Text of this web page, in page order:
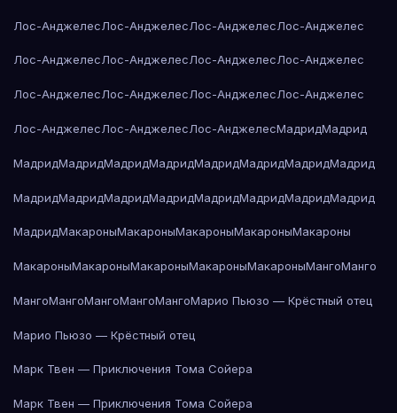
Лос-АнджелесЛос-АнджелесЛос-АнджелесЛос-Анджелес
Лос-АнджелесЛос-АнджелесЛос-АнджелесЛос-Анджелес
Лос-АнджелесЛос-АнджелесЛос-АнджелесЛос-Анджелес
Лос-АнджелесЛос-АнджелесЛос-АнджелесМадридМадрид
МадридМадридМадридМадридМадридМадридМадридМадрид
МадридМадридМадридМадридМадридМадридМадридМадрид
МадридМакароныМакароныМакароныМакароныМакароны
МакароныМакароныМакароныМакароныМакароныМангоМанго
МангоМангоМангоМангоМангоМарио Пьюзо — Крёстный отец
Марио Пьюзо — Крёстный отец
Марк Твен — Приключения Тома Сойера
Марк Твен — Приключения Тома Сойера